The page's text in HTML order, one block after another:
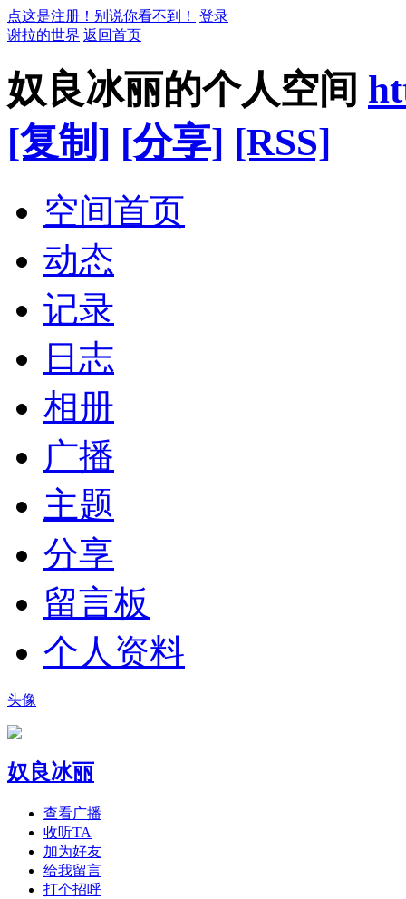
点这是注册！别说你看不到！
登录
谢拉的世界 返回首页
奴良冰丽的个人空间
[复制] [分享] [RSS]
空间首页
动态
记录
日志
相册
广播
主题
分享
留言板
个人资料
头像
奴良冰丽
查看广播
收听TA
加为好友
给我留言
打个招呼